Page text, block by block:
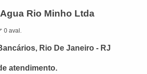
Rio Minho Ltda
0 aval.
Rio De Janeiro - RJ
atendimento.